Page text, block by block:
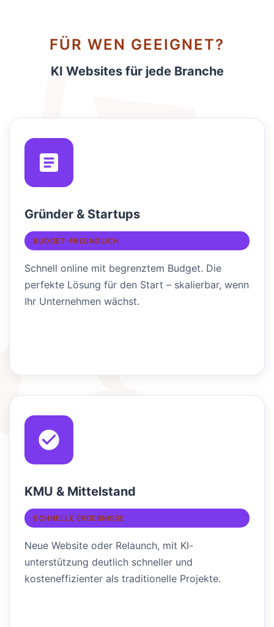
FÜR WEN GEEIGNET?
KI Websites für jede Branche
Gründer & Startups
BUDGET-FREUNDLICH
Schnell online mit begrenztem Budget. Die
perfekte Lösung für den Start – skalierbar, wenn
Ihr Unternehmen wächst.
KMU & Mittelstand
SCHNELLE ERGEBNISSE
Neue Website oder Relaunch, mit KI-
unterstützung deutlich schneller und
kosteneffizienter als traditionelle Projekte.